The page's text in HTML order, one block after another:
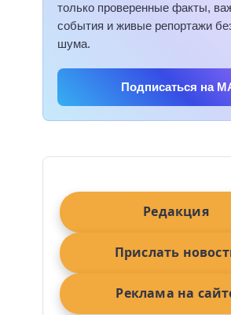
только проверенные факты,
события и живые репортажи
шума.
Подписаться на
Редакция
Прислать
Реклама на